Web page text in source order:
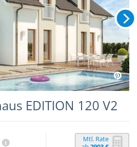
EDITION 120 V2
Mtl. Rate